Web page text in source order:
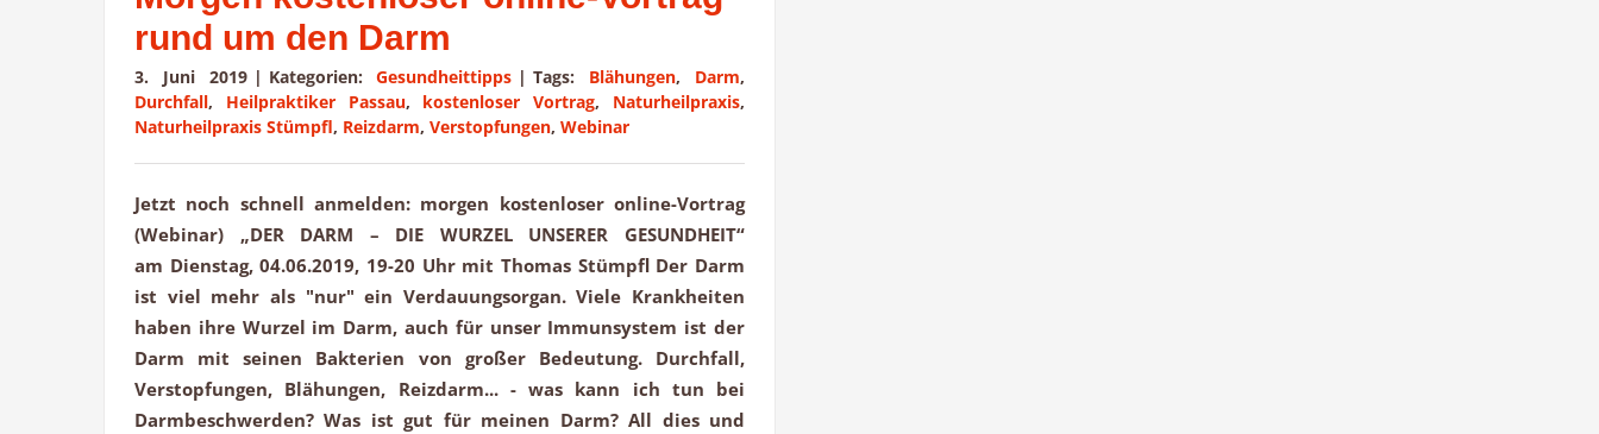
rund um den Darm
3. Juni 2019 | Kategorien:Gesundheittipps | Tags: Blähungen, Darm,
Durchfall, Heilpraktiker Passau, kostenloser Vortrag, Naturheilpraxis,
Naturheilpraxis Stümpfl, Reizdarm, Verstopfungen, Webinar
Jetzt noch schnell anmelden: morgen kostenloser online-Vortrag
(Webinar) „DER DARM – DIE WURZEL UNSERER GESUNDHEIT“
am Dienstag, 04.06.2019, 19-20 Uhr mit Thomas Stümpfl Der Darm
ist viel mehr als "nur" ein Verdauungsorgan. Viele Krankheiten
haben ihre Wurzel im Darm, auch für unser Immunsystem ist der
Darm mit seinen Bakterien von großer Bedeutung. Durchfall,
Verstopfungen, Blähungen, Reizdarm... - was kann ich tun bei
Darmbeschwerden? Was ist gut für meinen Darm? All dies und